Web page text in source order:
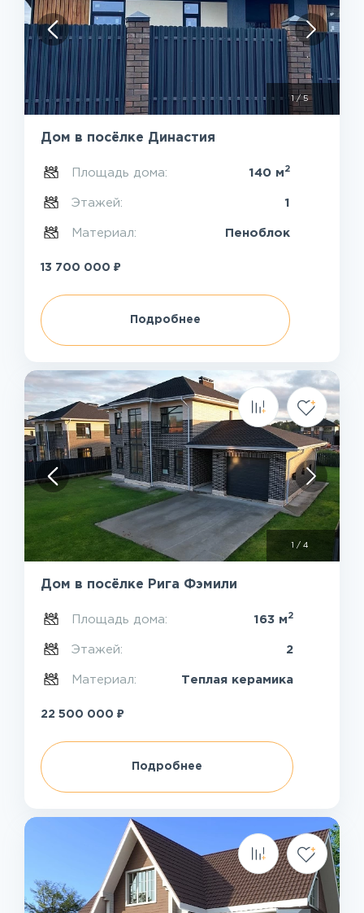
1/5
Дом в посёлке Династия
Площадь дома: 140 м 2
Этажей: 1
Материал: Пеноблок
13 700 000 ₽
Подробнее
/ 4
Дом в посёлке Рига Фэмили
Площадь дома: 163 м 2
Этажей: 2
Материал: Теплая керамика
22 500 000 ₽
Подробнее